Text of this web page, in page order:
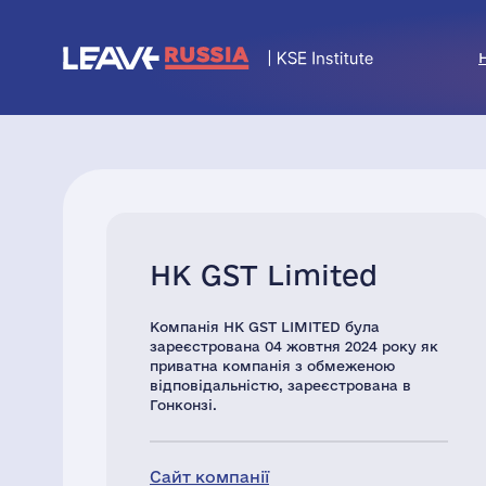
HK GST Limited
Компанія HK GST LIMITED була
зареєстрована 04 жовтня 2024 року як
приватна компанія з обмеженою
відповідальністю, зареєстрована в
Гонконзі.
Сайт компанії